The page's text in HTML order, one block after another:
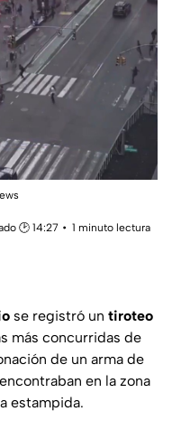
🕑 14:27
1 minuto lectura
se registró un tiroteo
más concurridas de
de un arma de
en la zona
estampida.